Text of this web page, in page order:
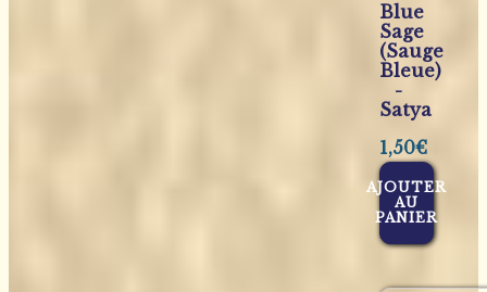
Blue
Sage
(Sauge
Bleue)
-
Satya
1,50€
AJOUTER
AU
PANIER